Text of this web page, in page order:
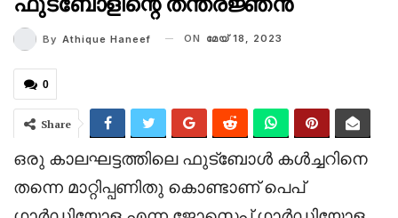
By Athique Haneef ON മേയ് 18, 2023
0
Share
ഒരു കാലഘട്ടത്തിലെ ഫുട്‌ബോൾ കൾച്ചറിനെ
തന്നെ മാറ്റിപ്പണിതു കൊണ്ടാണ് പെപ്